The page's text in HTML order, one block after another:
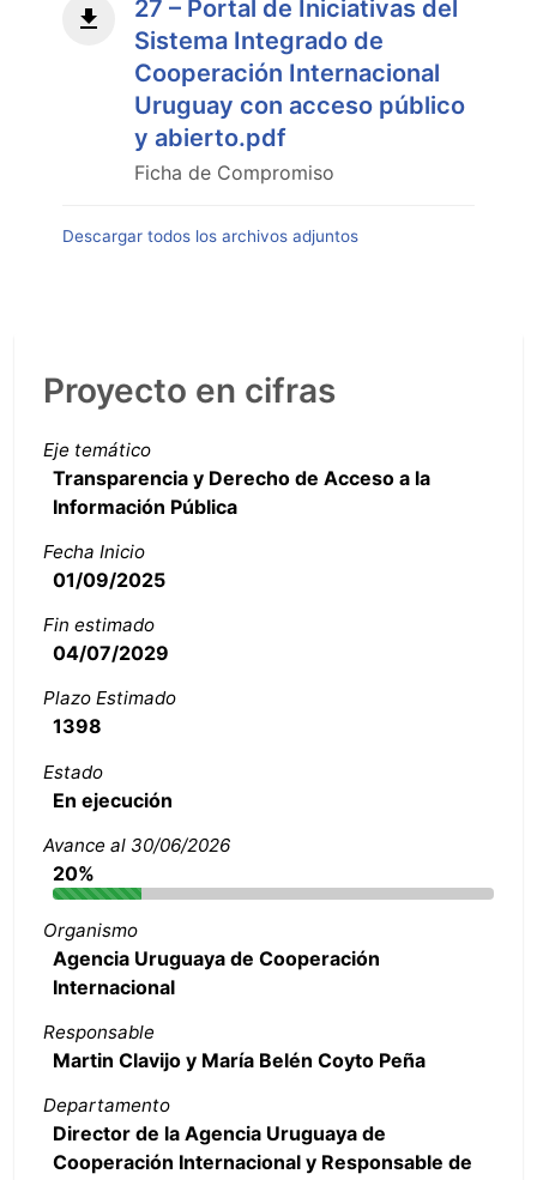
27 – Portal de Iniciativas del
Sistema Integrado de
Cooperación Internacional
Uruguay con acceso público
y abierto.pdf
Ficha de Compromiso
Descargar todos los archivos adjuntos
Proyecto en cifras
Eje temático
Transparencia y Derecho de Acceso a la
Información Pública
Fecha Inicio
01/09/2025
Fin estimado
04/07/2029
Plazo Estimado
1398
Estado
En ejecución
Avance al 30/06/2026
20%
Organismo
Agencia Uruguaya de Cooperación
Internacional
Responsable
Martin Clavijo y María Belén Coyto Peña
Departamento
Director de la Agencia Uruguaya de
Cooperación Internacional y Responsable de